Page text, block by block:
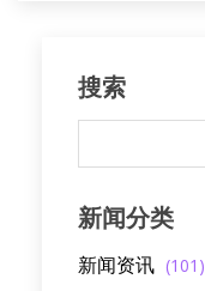
搜索
新闻分类
新闻资讯 (101)